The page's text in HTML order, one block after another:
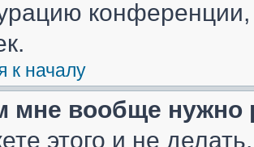
к началу
мне вообще нужно
этого и не